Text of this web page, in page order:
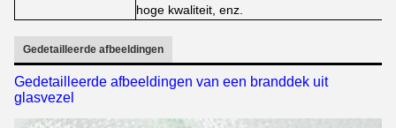
hoge kwaliteit, enz.
Gedetailleerde afbeeldingen
Gedetailleerde afbeeldingen van een branddek uit
glasvezel